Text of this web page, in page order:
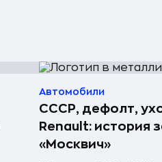
Автомобили
СССР, дефолт,
Renault: история
«Москвич»